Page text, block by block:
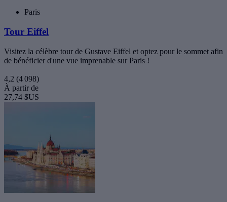
Paris
Tour Eiffel
Visitez la célèbre tour de Gustave Eiffel et optez pour le sommet afin
de bénéficier d'une vue imprenable sur Paris !
4,2 (4 098)
À partir de
27,74 $US